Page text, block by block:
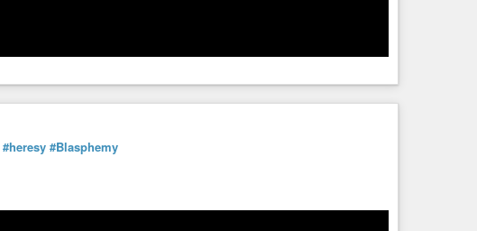
#heresy #Blasphemy